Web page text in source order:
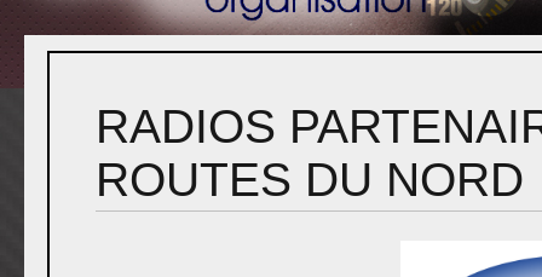
RADIOS
ROUTES DU NORD